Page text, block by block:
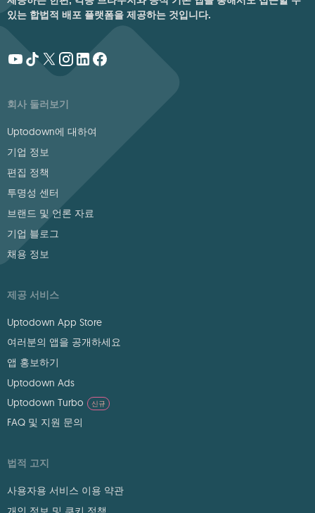
있는 합법적 배포 플랫폼을 제공하는 것입니다.
회사 둘러보기
Uptodown에 대하여
기업 정보
편집 정책
투명성 센터
브랜드 및 언론 자료
기업 블로그
채용 정보
제공 서비스
Uptodown App Store
여러분의 앱을 공개하세요
앱 홍보하기
Uptodown Ads
Uptodown Turbo
신규
FAQ 및 지원 문의
법적 고지
사용자용 서비스 이용 약관